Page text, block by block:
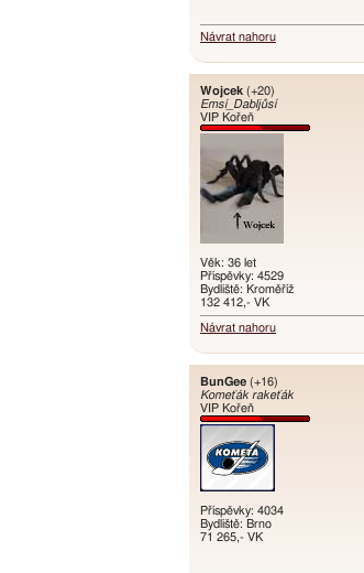
Návrat nahoru
Wojcek (+20)
Emsí_Dabljůsí
VIP Kořeň
Věk: 36 let
Příspěvky: 4529
Bydliště: Kroměříž
132 412,- VK
Návrat nahoru
BunGee (+16)
Komeťák rakeťák
VIP Kořeň
Příspěvky: 4034
Bydliště: Brno
71 265,- VK